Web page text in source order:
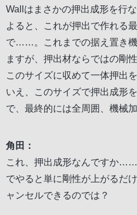
Wallはまさかの押出成形を行
よると、これが押出で作れる
で……。これまでの据え置き
ますが、押出材ならではの剛
このサイズに収めて一体押出
いえ、このサイズで押出成形
で、最終的には全周囲、機械
角田：
これ、押出成形なんですか
でやると単に剛性が上がるだ
ャンセルできるのでは？